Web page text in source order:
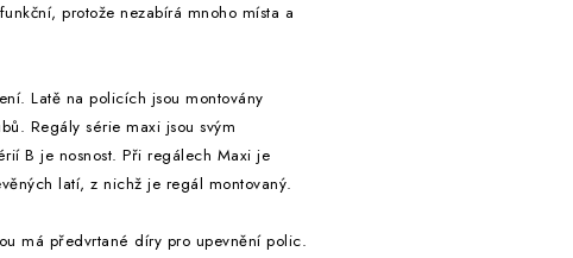
protože nezabírá mnoho místa a
Latě na policích jsou montovány
Regály série maxi jsou svým
B je nosnost. Při regálech Maxi je
latí, z nichž je regál montovaný.
má předvrtané díry pro upevnění polic.